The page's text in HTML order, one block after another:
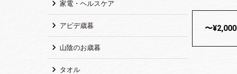
家電・ヘルスケア
アピデ歳暮
山陰のお歳暮
タオル
〜¥2,000